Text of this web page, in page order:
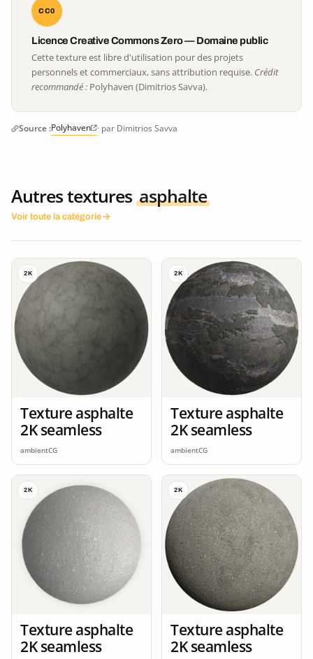
CC0
Licence Creative Commons Zero — Domaine public
Cette texture est libre d'utilisation pour des projets
personnels et commerciaux, sans attribution requise. Crédit
recommandé : Polyhaven (Dimitrios Savva).
Source :Polyhaven · par Dimitrios Savva
Autres textures asphalte
Voir toute la catégorie
2K
Texture asphalte
2K seamless
ambientCG
2K
Texture asphalte
2K seamless
ambientCG
2K
Texture asphalte
2K seamless
2K
Texture asphalte
2K seamless